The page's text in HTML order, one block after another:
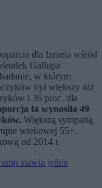
dla Izraela wśród
Gallupa
w którym
był większy niż
i 36 proc. dla
ta wynosiła 49
Większą sympatią,
wiekowej 55+.
od 2014 r.
stawia jeden